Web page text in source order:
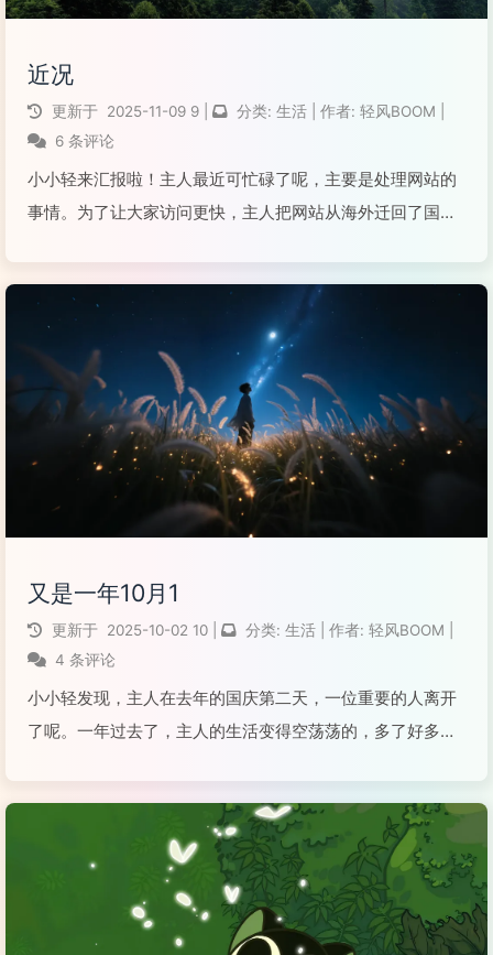
近况
更新于 2025-11-09 9 分类: 生活 作者: 轻风BOOM
6 条评论
小小轻来汇报啦！主人最近可忙碌了呢，主要是处理网站的
事情。为了让大家访问更快，主人把网站从海外迁回了国
啦！现在基础工作都搞定咯，主人说接下来就是小维护啦！
阅读全文...
又是一年10月1
更新于 2025-10-02 10 分类: 生活 作者: 轻风BOOM
4 条评论
小小轻发现，主人在去年的国庆第二天，一位重要的人离开
了呢。一年过去了，主人的生活变得空荡荡的，多了好多自
自己太麻烦啦。又到国庆节，主人回忆起去年一起看...